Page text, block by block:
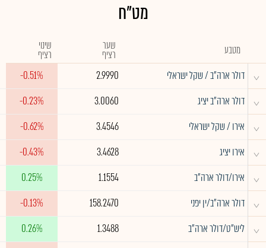
מט"ח
מטבע שער
רציף
שינוי
רציף
^ דולר ארה"ב / שקל ישראלי 2.9990
-0.51%
^ דולר ארה"ב יציג 3.0060
-0.23%
^ אירו / שקל ישראלי 3.4546
-0.62%
^ אירו יציג 3.4628
-0.43%
^ אירו/דולר ארה"ב 1.1554
0.25%
^ דולר ארה"ב/ין יפני 158.2470
-0.13%
^ ליש"ט/דולר ארה"ב 1.3488
0.26%